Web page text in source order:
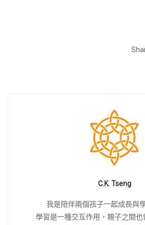
C.K. Tseng
我是陪伴兩個孩子一起成長與
學習是一種交互作用，親子之間也